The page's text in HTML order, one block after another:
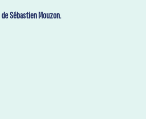
de Sébastien Mouzon.